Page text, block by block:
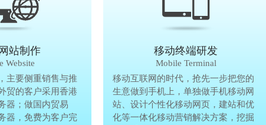
建设
Website
解客户要做网
确传达给客
的要求，通过
客户定制高端
站制作
Website
主要侧重销售与推
贸的客户采用香港
器；做国内贸易
器，免费为客户完
贸易网站制作
Trade Website
贸易型网站制作，主要侧重销售与推
广方面开发，做外贸的客户采用香港
服务器或国外服务器；做国内贸易
的，采用国内服务器，免费为客户完
移动终端研发
Mobile Terminal
移动互联网的时代，抢先一步把您的
生意做到手机上，单独做手机移动网
站、设计个性化移动网页，建站和优
化等一体化移动营销解决方案，挖掘